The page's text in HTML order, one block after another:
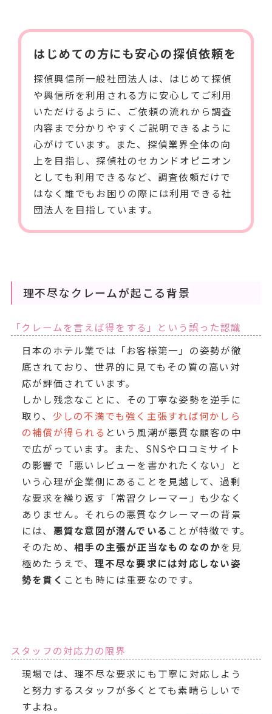
はじめての方にも安心の探偵依頼を
探偵興信所一般社団法人は、はじめて探偵
や興信所を利用される方に安心してご利用
いただけるように、ご依頼の流れから調査
内容まで分かりやすくご説明できるように
心がけています。また、探偵業界全体の向
上を目指し、探偵社のセカンドオピニオン
としても利用できるなど、調査依頼だけで
はなく誰でもお困りの際には利用できる社
団法人を目指しています。
理不尽なクレームが起こる背景
「クレームを言えば得をする」という誤った認識
日本のホテル業では「お客様第一」の姿勢が徹
底されており、世界的に見てもその質の高い対
応が評価されています。
しかし残念なことに、その丁寧な姿勢を逆手に
取り、 少しの不満でも強く主張すれば何かしら
の補償が得られる という風潮が悪質な顧客の中
で広がっています。また、SNSや口コミサイト
の影響で「悪いレビューを書かれたくない」と
いう心理が企業側にあることを見越して、過剰
な要求を繰り返す「常習クレーマー」も少なく
ありません。それらの悪質なクレーマーの背景
には、 悪質な意図が潜んでいる ことが特徴です。
そのため、相手の主張が正当なものなのかを見
極めたうえで、 理不尽な要求には対応しない姿
勢を貫く ことも時には重要なのです。
スタッフの対応力の限界
現場では、理不尽な要求にも丁寧に対応しよう
と努力するスタッフが多くとても素晴らしいで
すよね。